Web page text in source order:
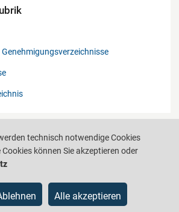
Sitemap
technisch notwendige Cookies
können Sie akzeptieren oder
Alle akzeptieren